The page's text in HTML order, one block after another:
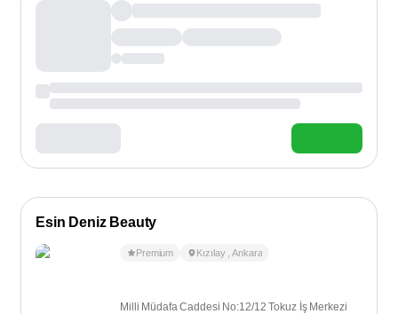
Esin Deniz Beauty
Premium Kızılay ,Ankara
Milli Müdafa Caddesi No:12/12 Tokuz İş Merkezi